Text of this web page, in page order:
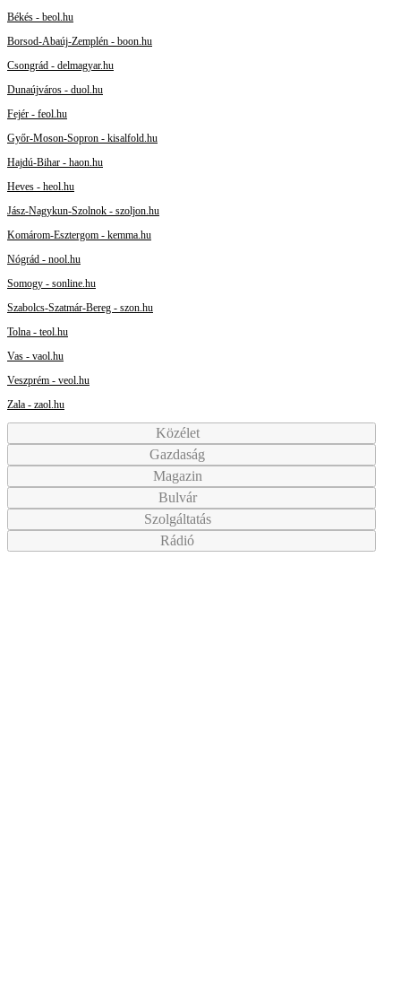
Békés - beol.hu
Borsod-Abaúj-Zemplén - boon.hu
Csongrád - delmagyar.hu
Dunaújváros - duol.hu
Fejér - feol.hu
Győr-Moson-Sopron - kisalfold.hu
Hajdú-Bihar - haon.hu
Heves - heol.hu
Jász-Nagykun-Szolnok - szoljon.hu
Komárom-Esztergom - kemma.hu
Nógrád - nool.hu
Somogy - sonline.hu
Szabolcs-Szatmár-Bereg - szon.hu
Tolna - teol.hu
Vas - vaol.hu
Veszprém - veol.hu
Zala - zaol.hu
Közélet
Gazdaság
Magazin
Bulvár
Szolgáltatás
Rádió